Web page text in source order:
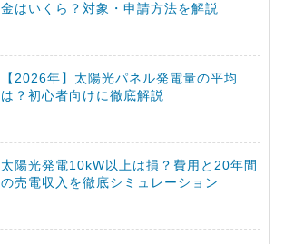
金はいくら？対象・申請方法を解説
【2026年】太陽光パネル発電量の平均
は？初心者向けに徹底解説
太陽光発電10kW以上は損？費用と20年間
の売電収入を徹底シミュレーション